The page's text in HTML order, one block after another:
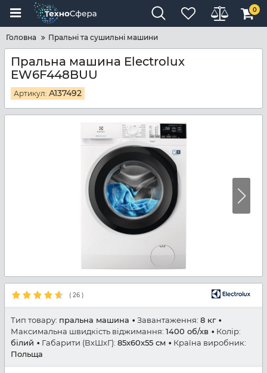
0
Головна Пральні та сушильні машини
Пральна машина Electrolux
EW6F448BUU
Артикул: A137492
( 26 )
Тип товару: пральна машина Завантаження: 8 кг
Максимальна швидкість віджимання: 1400 об/хв
Колір:
білий
Габарити (ВхШхГ): 85x60x55 см
Країна виробник:
Польща